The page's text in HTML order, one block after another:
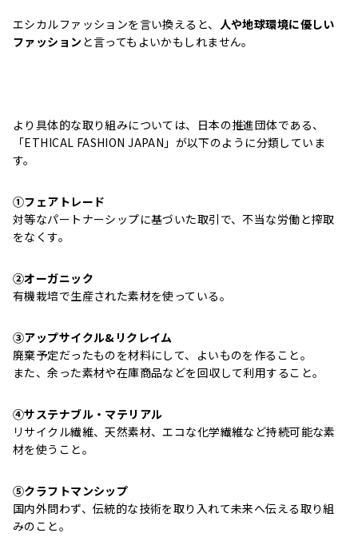
エシカルファッションを言い換えると、 人や地球環境に優しい
ファッション と言ってもよいかもしれません。
より具体的な取り組みについては、日本の推進団体である、
「ETHICAL FASHION JAPAN」が以下のように分類していま
す。
①フェアトレード
対等なパートナーシップに基づいた取引で、不当な労働と搾取
をなくす。
②オーガニック
有機栽培で生産された素材を使っている。
③アップサイクル&リクレイム
廃棄予定だったものを材料にして、よいものを作ること。
また、余った素材や在庫商品などを回収して利用すること。
④サステナブル・マテリアル
リサイクル繊維、天然素材、エコな化学繊維など持続可能な素
材を使うこと。
⑤クラフトマンシップ
国内外問わず、伝統的な技術を取り入れて未来へ伝える取り組
みのこと。